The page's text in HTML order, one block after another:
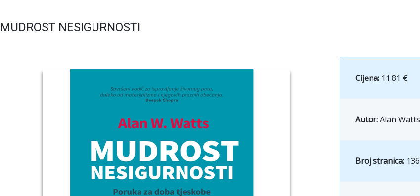
MUDROST NESIGURNOSTI
Cijena: 11.81 €
Autor:Alan Watts
Broj stranica: 136